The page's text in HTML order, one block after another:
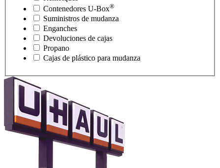
Contenedores U-Box®
Suministros de mudanza
Enganches
Devoluciones de cajas
Propano
Cajas de plástico para mudanza